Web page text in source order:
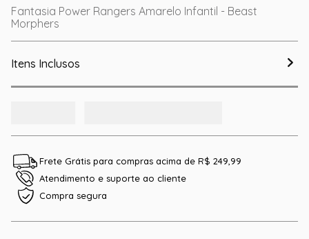
Fantasia Power Rangers Amarelo Infantil - Beast
Morphers
Itens Inclusos
Frete Grátis para compras acima de R$ 249,99
Atendimento e suporte ao cliente
Compra segura